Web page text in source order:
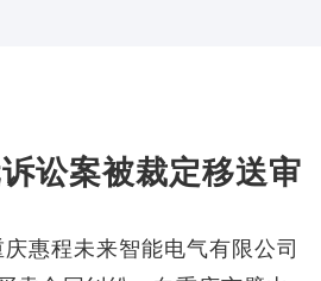
讼案被裁定移送审
惠程未来智能电气有限公司